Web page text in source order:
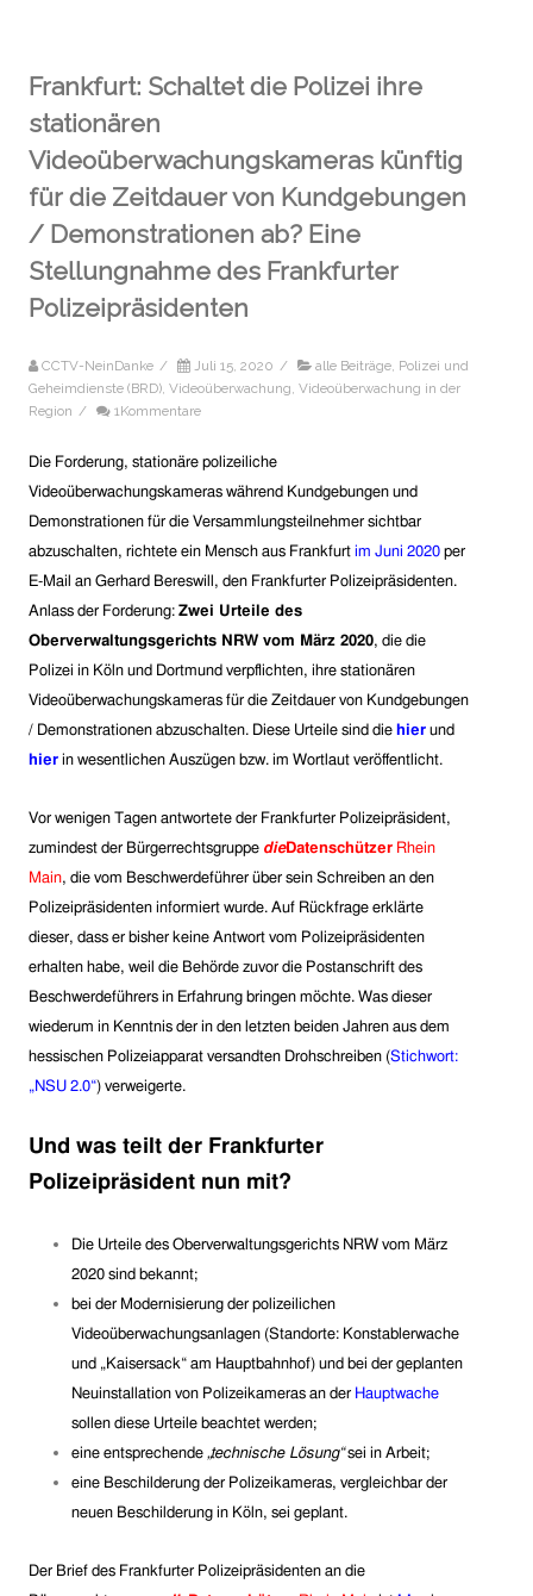
Frankfurt: Schaltet die Polizei ihre
stationären
Videoüberwachungskameras künftig
für die Zeitdauer von Kundgebungen
/ Demonstrationen ab? Eine
Stellungnahme des Frankfurter
Polizeipräsidenten
CCTV-NeinDanke / Juli 15, 2020 / alle Beiträge Polizei und
Geheimdienste (BRD) Videoüberwachung Videoüberwachung in der
Region / 1Kommentare
Die Forderung, stationäre polizeiliche
Videoüberwachungskameras während Kundgebungen und
Demonstrationen für die Versammlungsteilnehmer sichtbar
abzuschalten, richtete ein Mensch aus Frankfurt im Juni 2020 per
E-Mail an Gerhard Bereswill, den Frankfurter Polizeipräsidenten.
Anlass der Forderung: Zwei Urteile des
Oberverwaltungsgerichts NRW vom März 2020, die die
Polizei in Köln und Dortmund verpflichten, ihre stationären
Videoüberwachungskameras für die Zeitdauer von Kundgebungen
/ Demonstrationen abzuschalten. Diese Urteile sind die hier und
hier in wesentlichen Auszügen bzw. im Wortlaut veröffentlicht.
Vor wenigen Tagen antwortete der Frankfurter Polizeipräsident,
zumindest der Bürgerrechtsgruppe dieDatenschützer Rhein
Main, die vom Beschwerdeführer über sein Schreiben an den
Polizeipräsidenten informiert wurde. Auf Rückfrage erklärte
dieser, dass er bisher keine Antwort vom Polizeipräsidenten
erhalten habe, weil die Behörde zuvor die Postanschrift des
Beschwerdeführers in Erfahrung bringen möchte. Was dieser
wiederum in Kenntnis der in den letzten beiden Jahren aus dem
hessischen Polizeiapparat versandten Drohschreiben (Stichwort:
„NSU 2.0“) verweigerte.
Und was teilt der Frankfurter
Polizeipräsident nun mit?
Die Urteile des Oberverwaltungsgerichts NRW vom März
2020 sind bekannt;
bei der Modernisierung der polizeilichen
Videoüberwachungsanlagen (Standorte: Konstablerwache
und „Kaisersack“ am Hauptbahnhof) und bei der geplanten
Neuinstallation von Polizeikameras an der Hauptwache
sollen diese Urteile beachtet werden;
eine entsprechende „technische Lösung“sei in Arbeit;
eine Beschilderung der Polizeikameras, vergleichbar der
neuen Beschilderung in Köln, sei geplant.
Der Brief des Frankfurter Polizeipräsidenten an die